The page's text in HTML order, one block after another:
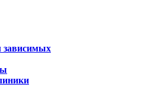
зависимых